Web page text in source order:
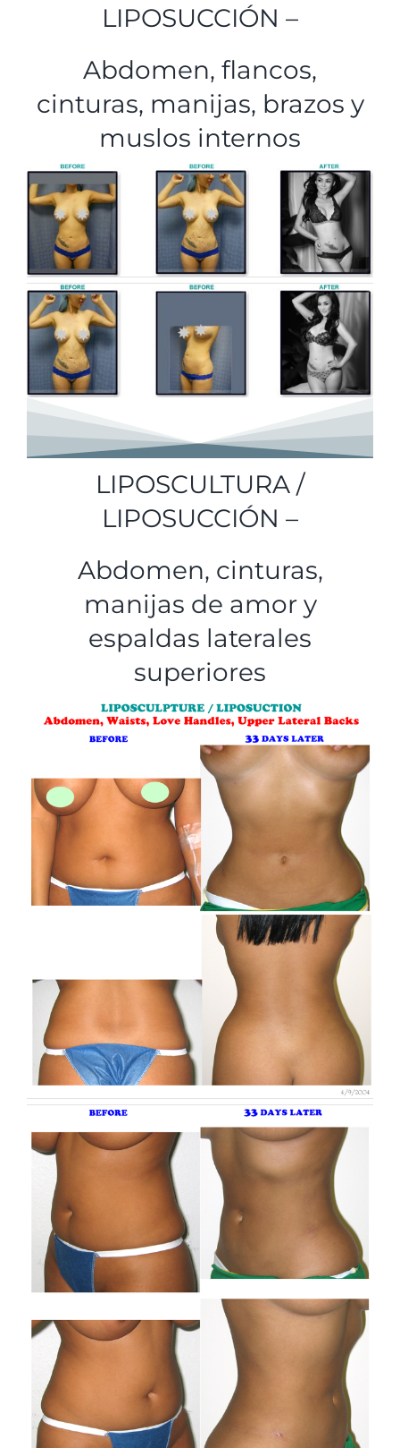
LIPOSUCCIÓN –
Abdomen, flancos,
cinturas, manijas, brazos y
muslos internos
LIPOSCULTURA /
LIPOSUCCIÓN –
Abdomen, cinturas,
manijas de amor y
espaldas laterales
superiores